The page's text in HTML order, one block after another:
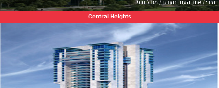
מידי / אחד העם, רמת גן / מגדל טופ
Central Heights